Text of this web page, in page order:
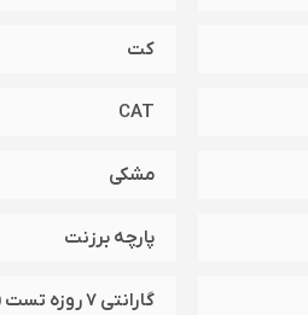
کت
CAT
مشکی
پارچه برزنت
گارانتی 7 روزه تست ( تضمین اصالت و سلامت فیزیکی )